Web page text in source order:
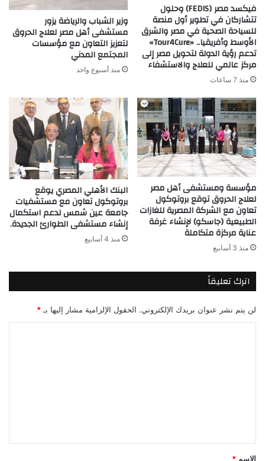
فيكسد مصر (FEDIS) وحلول
تتشاركان في تطوير أول منصة
للسياحة الصحية في مصر والشرق
الأوسط وأفريقيا.. «Tour4Cure»
تدعم رؤية الدولة لتحويل مصر إلى
مركز عالمي للعلاج والاستشفاء
منذ 7 ساعات
وزير الشباب والرياضة يزور
مستشفى أهل مصر لعلاج الحروق
لتعزيز التعاون مع مؤسسات
المجتمع المدني
منذ أسبوع واحد
مؤسسة ومستشفى أهل مصر
لعلاج الحروق توقع بروتوكول
تعاون مع الشركة المصرية للغازات
الطبيعية (جاسكو) لإنشاء غرفة
عناية مركزة متكاملة
منذ 3 أسابيع
البنك الأهلي المصري يوقع
بروتوكول تعاون مع مستشفيات
جامعة عين شمس لدعم استكمال
إنشاء مستشفى الطوارئ الجديدة.
منذ 4 أسابيع
اترك تعليقاً
لن يتم نشر عنوان بريدك الإلكتروني. الحقول الإلزامية مشار إليها بـ *
*
الاسم *